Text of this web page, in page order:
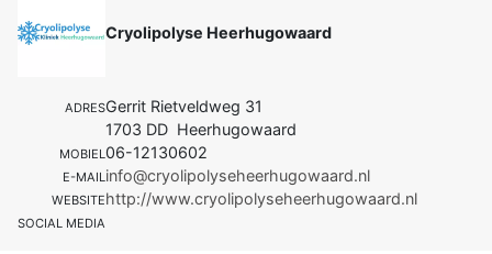
Cryolipolyse Heerhugowaard
ADRESGerrit Rietveldweg 31
1703 DD Heerhugowaard
MOBIEL06-12130602
E-MAILinfo@cryolipolyseheerhugowaard.nl
WEBSITEhttp://www.cryolipolyseheerhugowaard.nl
SOCIAL MEDIA